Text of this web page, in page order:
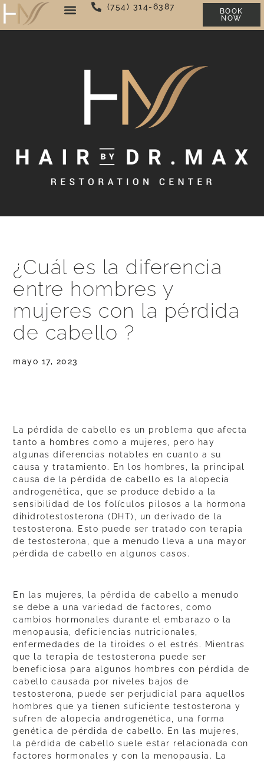
(754) 314-6387
BOOK
NOW
¿Cuál es la diferencia
entre hombres y
mujeres con la pérdida
de cabello ?
mayo 17, 2023
La pérdida de cabello es un problema que afecta
tanto a hombres como a mujeres, pero hay
algunas diferencias notables en cuanto a su
causa y tratamiento. En los hombres, la principal
causa de la pérdida de cabello es la alopecia
androgenética, que se produce debido a la
sensibilidad de los folículos pilosos a la hormona
dihidrotestosterona (DHT), un derivado de la
testosterona. Esto puede ser tratado con terapia
de testosterona, que a menudo lleva a una mayor
pérdida de cabello en algunos casos.
En las mujeres, la pérdida de cabello a menudo
se debe a una variedad de factores, como
cambios hormonales durante el embarazo o la
menopausia, deficiencias nutricionales,
enfermedades de la tiroides o el estrés. Mientras
que la terapia de testosterona puede ser
beneficiosa para algunos hombres con pérdida de
cabello causada por niveles bajos de
testosterona, puede ser perjudicial para aquellos
hombres que ya tienen suficiente testosterona y
sufren de alopecia androgenética, una forma
genética de pérdida de cabello. En las mujeres,
la pérdida de cabello suele estar relacionada con
factores hormonales y con la menopausia. La